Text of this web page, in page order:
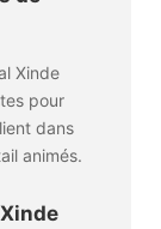
Xinde
pour
dans
animés.